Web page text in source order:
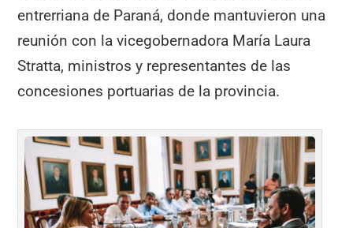
entrerriana de Paraná, donde mantuvieron una
reunión con la vicegobernadora María Laura
Stratta, ministros y representantes de las
concesiones portuarias de la provincia.